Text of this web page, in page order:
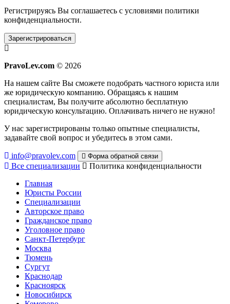
Регистрируясь Вы соглашаетесь с условиями политики
конфиденциальности.
Зарегистрироваться
PravoLev.com © 2026
На нашем сайте Вы сможете подобрать частного юриста или
же юридическую компанию. Обращаясь к нашим
специалистам, Вы получите абсолютно бесплатную
юридическую консультацию. Оплачивать ничего не нужно!
У нас зарегистрированы только опытные специалисты,
задавайте свой вопрос и убедитесь в этом сами.
info@pravolev.com Форма обратной связи
Все специализации
Политика конфиденциальности
Главная
Юристы России
Специализации
Авторское право
Гражданское право
Уголовное право
Санкт-Петербург
Москва
Тюмень
Сургут
Краснодар
Красноярск
Новосибирск